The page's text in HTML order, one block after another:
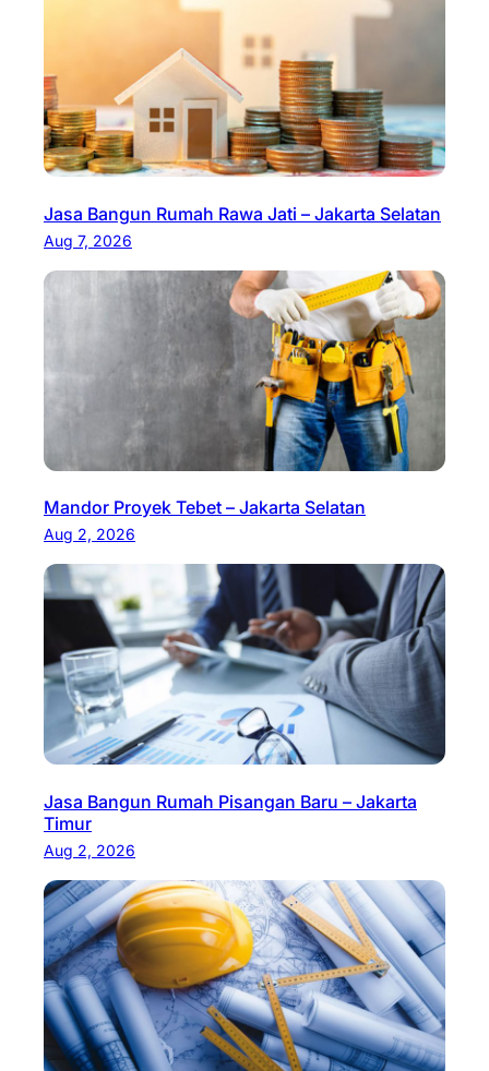
Jasa Bangun Rumah Rawa Jati – Jakarta Selatan
Aug 7, 2026
Mandor Proyek Tebet – Jakarta Selatan
Aug 2, 2026
Jasa Bangun Rumah Pisangan Baru – Jakarta
Timur
Aug 2, 2026